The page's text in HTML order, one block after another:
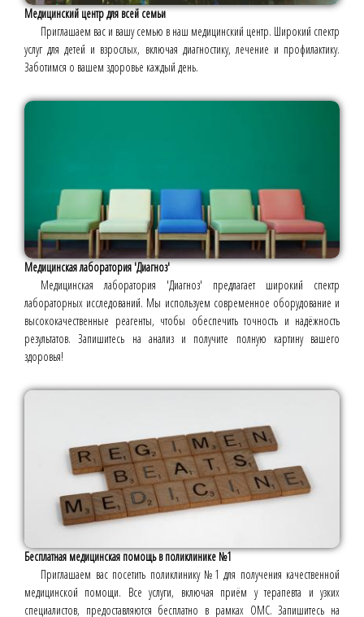
Медицинский центр для всей семьи
Приглашаем вас и вашу семью в наш медицинский центр. Широкий спектр
услуг для детей и взрослых, включая диагностику, лечение и профилактику.
Заботимся о вашем здоровье каждый день.
Медицинская лаборатория 'Диагноз'
Медицинская лаборатория 'Диагноз' предлагает широкий спектр
лабораторных исследований. Мы используем современное оборудование и
высококачественные реагенты, чтобы обеспечить точность и надёжность
результатов. Запишитесь на анализ и получите полную картину вашего
здоровья!
Бесплатная медицинская помощь в поликлинике №1
Приглашаем вас посетить поликлинику №1 для получения качественной
медицинской помощи. Все услуги, включая приём у терапевта и узких
специалистов, предоставляются бесплатно в рамках ОМС. Запишитесь на